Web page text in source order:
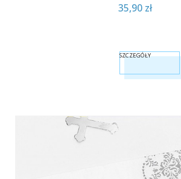
35,90 zł
SZCZEGÓŁY